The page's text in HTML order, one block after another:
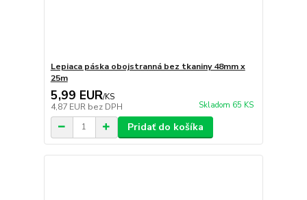
Lepiaca páska obojstranná bez tkaniny 48mm x
25m
5,99 EUR/KS
4,87 EUR bez DPH Skladom 65 KS
Pridať do košíka